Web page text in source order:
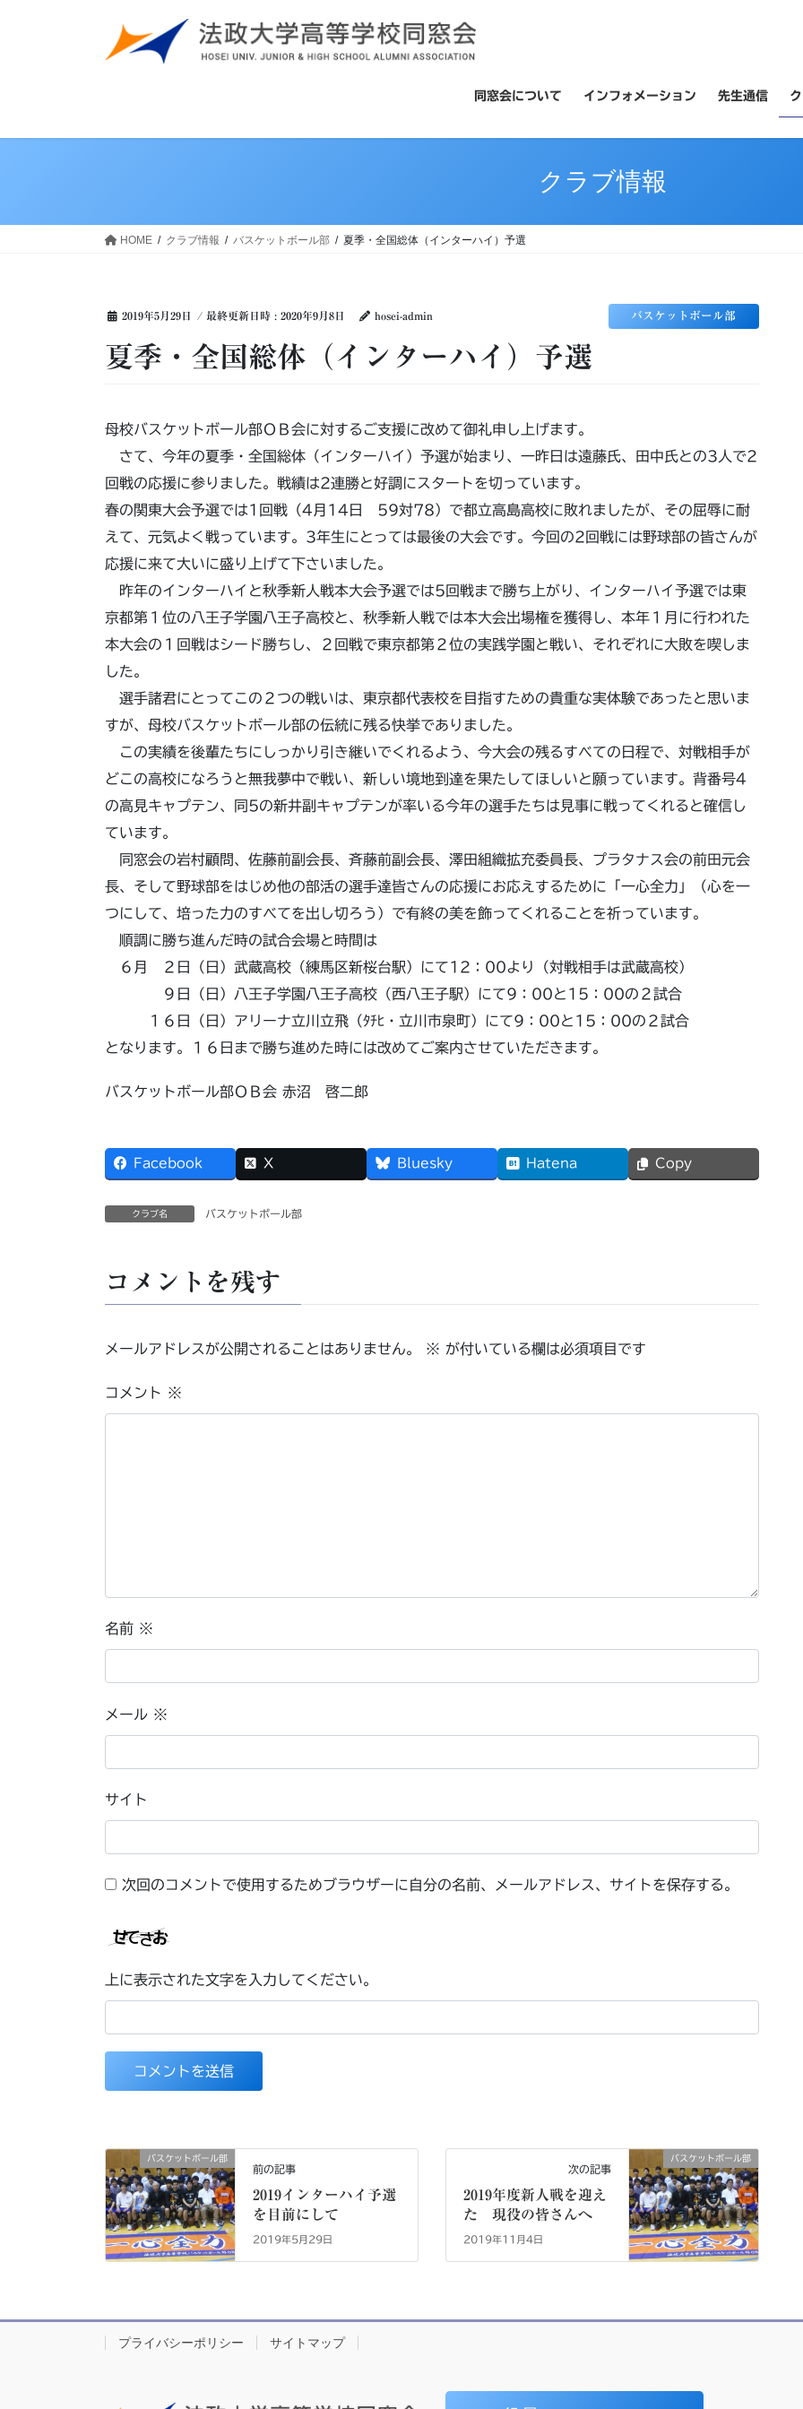
ス
ン
同窓会について インフォメーション 先生通信
クラブ情報
HOME クラブ情報 バスケットボール部 夏季・全国総体（インターハイ）予選
2019年5月29日 / 最終更新日時 : 2020年9月8日 hosei-admin バスケットボール部
夏季・全国総体（インターハイ）予選
母校バスケットボール部ＯＢ会に対するご支援に改めて御礼申し上げます。
さて、今年の夏季・全国総体（インターハイ）予選が始まり、一昨日は遠藤氏、田中氏との3人で2
回戦の応援に参りました。戦績は2連勝と好調にスタートを切っています。
春の関東大会予選では1回戦（4月14日 59対78）で都立高島高校に敗れましたが、その屈辱に耐
えて、元気よく戦っています。3年生にとっては最後の大会です。今回の2回戦には野球部の皆さんが
応援に来て大いに盛り上げて下さいました。
昨年のインターハイと秋季新人戦本大会予選では5回戦まで勝ち上がり、インターハイ予選では東
京都第１位の八王子学園八王子高校と、秋季新人戦では本大会出場権を獲得し、本年１月に行われた
本大会の１回戦はシード勝ちし、２回戦で東京都第２位の実践学園と戦い、それぞれに大敗を喫しま
した。
選手諸君にとってこの２つの戦いは、東京都代表校を目指すための貴重な実体験であったと思いま
すが、母校バスケットボール部の伝統に残る快挙でありました。
この実績を後輩たちにしっかり引き継いでくれるよう、今大会の残るすべての日程で、対戦相手が
どこの高校になろうと無我夢中で戦い、新しい境地到達を果たしてほしいと願っています。背番号4
の高見キャプテン、同5の新井副キャプテンが率いる今年の選手たちは見事に戦ってくれると確信し
ています。
同窓会の岩村顧問、佐藤前副会長、斉藤前副会長、澤田組織拡充委員長、プラタナス会の前田元会
長、そして野球部をはじめ他の部活の選手達皆さんの応援にお応えするために「一心全力」（心を一
つにして、培った力のすべてを出し切ろう）で有終の美を飾ってくれることを祈っています。
順調に勝ち進んだ時の試合会場と時間は
６月 ２日（日）武蔵高校（練馬区新桜台駅）にて12：00より（対戦相手は武蔵高校）
９日（日）八王子学園八王子高校（西八王子駅）にて9：00と15：00の２試合
１６日（日）アリーナ立川立飛（ﾀﾁﾋ・立川市泉町）にて9：00と15：00の２試合
となります。１６日まで勝ち進めた時には改めてご案内させていただきます。
バスケットボール部ＯＢ会 赤沼 啓二郎
Facebook X Bluesky Hatena Copy
クラブ名 バスケットボール部
コメントを残す
メールアドレスが公開されることはありません。 ※ が付いている欄は必須項目です
コメント ※
名前 ※
メール ※
サイト
次回のコメントで使用するためブラウザーに自分の名前、メールアドレス、サイトを保存する。
上に表示された文字を入力してください。
バスケットボール部
前の記事
2019インターハイ予選
を目前にして
2019年5月29日
バスケットボール部
次の記事
2019年度新人戦を迎え
た 現役の皆さんへ
2019年11月4日
プライバシーポリシー サイトマップ